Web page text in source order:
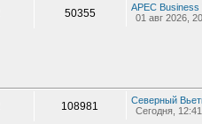
50355
APEC
01 авг 2026,
108981
Северный
Сегодня, 12:41